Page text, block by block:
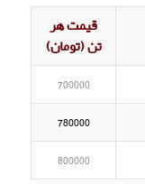
قیمت هر
تن (تومان)
700000
780000
800000